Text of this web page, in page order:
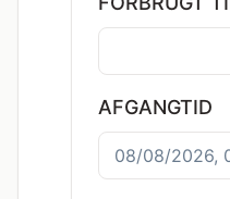
AFGANGTID